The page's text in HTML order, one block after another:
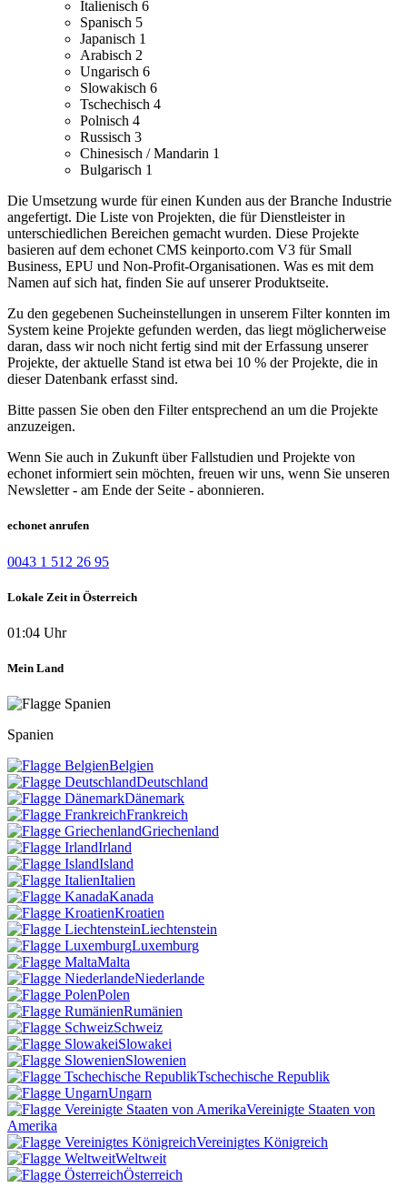
Italienisch 6
Spanisch 5
Japanisch 1
Arabisch 2
Ungarisch 6
Slowakisch 6
Tschechisch 4
Polnisch 4
Russisch 3
Chinesisch / Mandarin 1
Bulgarisch 1
Die Umsetzung wurde für einen Kunden aus der Branche Industrie
angefertigt. Die Liste von Projekten, die für Dienstleister in
unterschiedlichen Bereichen gemacht wurden. Diese Projekte
basieren auf dem echonet CMS keinporto.com V3 für Small
Business, EPU und Non-Profit-Organisationen. Was es mit dem
Namen auf sich hat, finden Sie auf unserer Produktseite.
Zu den gegebenen Sucheinstellungen in unserem Filter konnten im
System keine Projekte gefunden werden, das liegt möglicherweise
daran, dass wir noch nicht fertig sind mit der Erfassung unserer
Projekte, der aktuelle Stand ist etwa bei 10 % der Projekte, die in
dieser Datenbank erfasst sind.
Bitte passen Sie oben den Filter entsprechend an um die Projekte
anzuzeigen.
Wenn Sie auch in Zukunft über Fallstudien und Projekte von
echonet informiert sein möchten, freuen wir uns, wenn Sie unseren
Newsletter - am Ende der Seite - abonnieren.
echonet anrufen
0043 1 512 26 95
Lokale Zeit in Österreich
01:04 Uhr
Mein Land
Spanien
Belgien
Deutschland
Dänemark
Frankreich
Griechenland
Irland
Island
Italien
Kanada
Kroatien
Liechtenstein
Luxemburg
Malta
Niederlande
Polen
Rumänien
Schweiz
Slowakei
Slowenien
Tschechische Republik
Ungarn
Vereinigte Staaten von
Amerika
Vereinigtes Königreich
Weltweit
Österreich